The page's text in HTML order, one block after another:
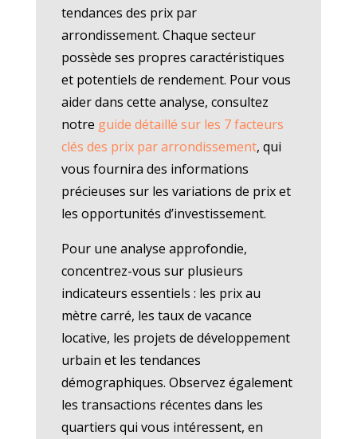
tendances des prix par
arrondissement. Chaque secteur
possède ses propres caractéristiques
et potentiels de rendement. Pour vous
aider dans cette analyse, consultez
notre guide détaillé sur les 7 facteurs
clés des prix par arrondissement, qui
vous fournira des informations
précieuses sur les variations de prix et
les opportunités d’investissement.
Pour une analyse approfondie,
concentrez-vous sur plusieurs
indicateurs essentiels : les prix au
mètre carré, les taux de vacance
locative, les projets de développement
urbain et les tendances
démographiques. Observez également
les transactions récentes dans les
quartiers qui vous intéressent, en